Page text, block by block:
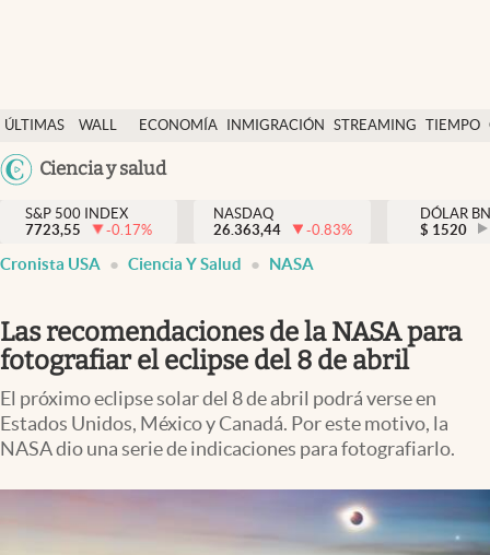
ÚLTIMAS
NOTICIAS
WALL
DÓLAR
ECONOMÍA INMIGRACIÓN STREAMING TIEMPO
México
Uruguay
Ciencia y salud
Finanzas y economía
Wall Street y dólar
Inmigración
Ciencia y salud
Espiritual
Streaming
PC y mobile
S&P 500 INDEX
7723,55
-0.17%
NASDAQ
26.363,44
-0.83%
DÓLAR
$ 1520
Cronista USA Ciencia Y Salud NASA
Las recomendaciones de la NASA para
fotografiar el eclipse del 8 de abril
El próximo eclipse solar del 8 de abril podrá verse en
Estados Unidos, México y Canadá. Por este motivo, la
NASA dio una serie de indicaciones para fotografiarlo.